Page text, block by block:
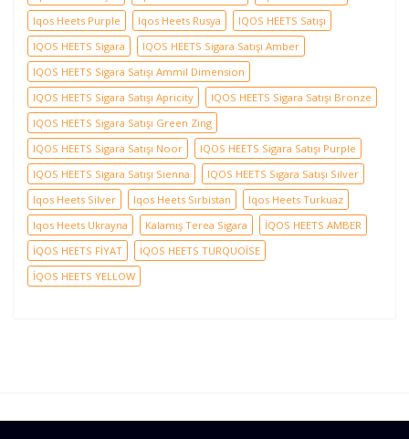
Iqos Heets Purple
Iqos Heets Rusya
IQOS HEETS Satışı
IQOS HEETS Sigara
IQOS HEETS Sigara Satışı Amber
IQOS HEETS Sigara Satışı Ammil Dimension
IQOS HEETS Sigara Satışı Apricity
IQOS HEETS Sigara Satışı Bronze
IQOS HEETS Sigara Satışı Green Zing
IQOS HEETS Sigara Satışı Noor
IQOS HEETS Sigara Satışı Purple
IQOS HEETS Sigara Satışı Sienna
IQOS HEETS Sigara Satışı Silver
Iqos Heets Silver
Iqos Heets Sırbistan
Iqos Heets Turkuaz
Iqos Heets Ukrayna
Kalamış Terea Sigara
İQOS HEETS AMBER
İQOS HEETS FİYAT
İQOS HEETS TURQUOİSE
İQOS HEETS YELLOW